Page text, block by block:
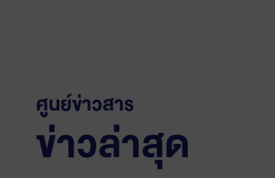
ศูนย์ข่าวสาร
ข่าวล่าสุด